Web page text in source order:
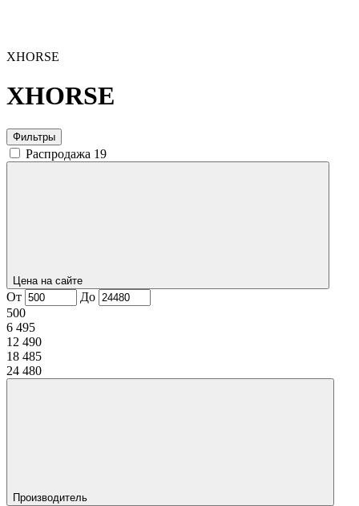
XHORSE
XHORSE
Фильтры
Распродажа 19
Цена на сайте
От
До
500
6 495
12 490
18 485
24 480
Производитель